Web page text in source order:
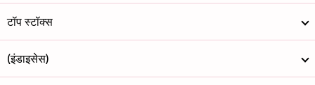
टॉप स्टॉक्स
(इंडाइसेस)